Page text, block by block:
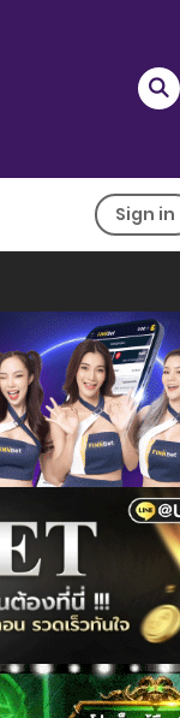
Sign in